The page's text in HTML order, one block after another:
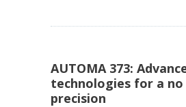
AUTOMA 373:
technologies for a
precision